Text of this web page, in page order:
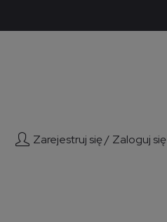
Zarejestruj się / Zaloguj się